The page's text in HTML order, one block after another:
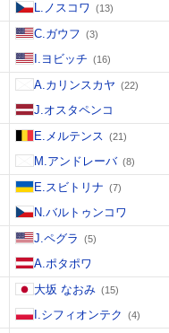
L.ノスコワ
(13)
C.ガウフ (3)
I.ヨビッチ (16)
A.カリンスカヤ (22)
J.オスタペンコ
E.メルテンス (21)
M.アンドレーバ (8)
E.スビトリナ (7)
N.バルトゥンコワ
J.ペグラ (5)
A.ポタポワ
大坂 なおみ (15)
I.シフィオンテク
(4)